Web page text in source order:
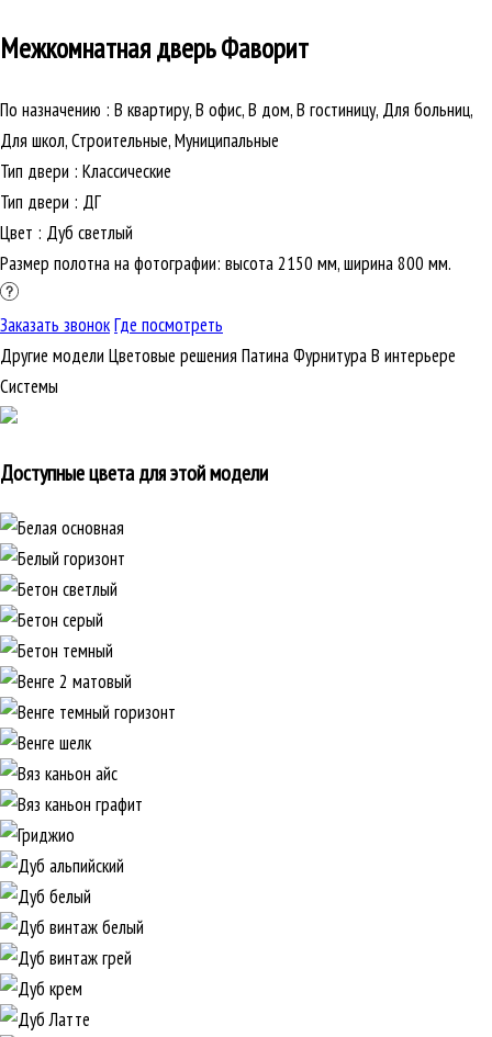
Межкомнатная дверьФаворит
По назначению : В квартиру, В офис, В дом, В гостиницу, Для больниц,
Для школ, Строительные, Муниципальные
Тип двери : Классические
Тип двери : ДГ
Цвет : Дуб светлый
Размер полотна на фотографии: высота 2150 мм, ширина 800 мм.
Заказать звонокГде посмотреть
Другие модели Цветовые решения ПатинаФурнитураВ интерьере
Cистемы
Доступные цвета для этой модели